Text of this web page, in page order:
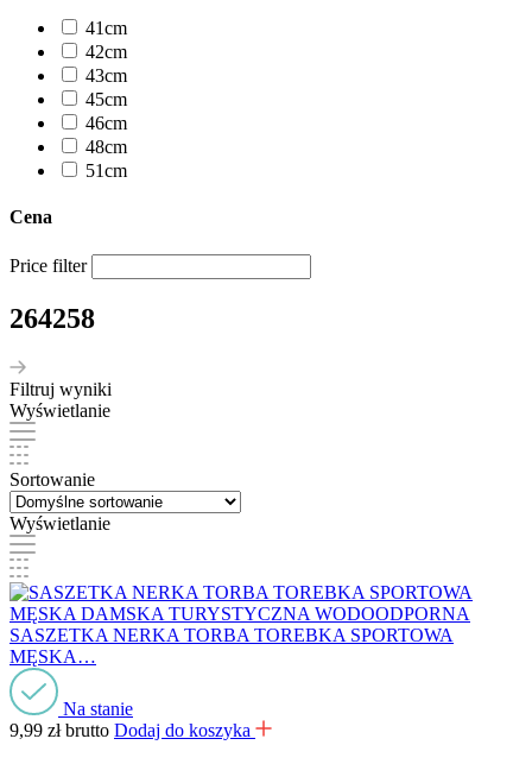
41cm
42cm
43cm
45cm
46cm
48cm
51cm
Cena
Price filter
264258
Filtruj wyniki
Wyświetlanie
Sortowanie
Wyświetlanie
SASZETKA NERKA TORBA TOREBKA SPORTOWA
MĘSKA…
Na stanie
9,99 zł brutto Dodaj do koszyka